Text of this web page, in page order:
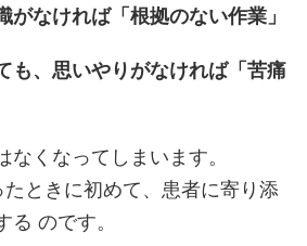
がなければ「根拠のない作業」
も、思いやりがなければ「苦痛
なくなってしまいます。
ときに初めて、患者に寄り添
る のです。